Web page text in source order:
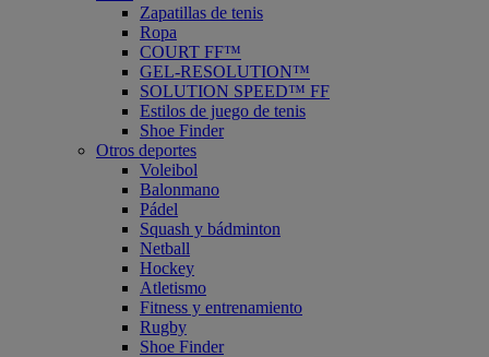
Zapatillas de tenis
Ropa
COURT FF™
GEL-RESOLUTION™
SOLUTION SPEED™ FF
Estilos de juego de tenis
Shoe Finder
Otros deportes
Voleibol
Balonmano
Pádel
Squash y bádminton
Netball
Hockey
Atletismo
Fitness y entrenamiento
Rugby
Shoe Finder